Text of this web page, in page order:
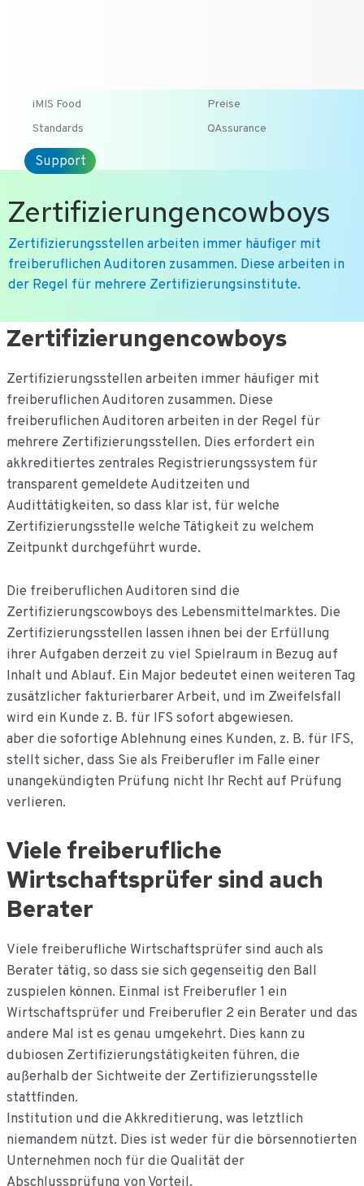
iMIS Food
Preise
Standards
QAssurance
Support
Zertifizierungencowboys
Zertifizierungsstellen arbeiten immer häufiger mit
freiberuflichen Auditoren zusammen. Diese arbeiten in
der Regel für mehrere Zertifizierungsinstitute.
Ga
naar
inhoud
Zertifizierungencowboys
Zertifizierungsstellen arbeiten immer häufiger mit
freiberuflichen Auditoren zusammen. Diese
freiberuflichen Auditoren arbeiten in der Regel für
mehrere Zertifizierungsstellen. Dies erfordert ein
akkreditiertes zentrales Registrierungssystem für
transparent gemeldete Auditzeiten und
Audittätigkeiten, so dass klar ist, für welche
Zertifizierungsstelle welche Tätigkeit zu welchem
Zeitpunkt durchgeführt wurde.
Die freiberuflichen Auditoren sind die
Zertifizierungscowboys des Lebensmittelmarktes. Die
Zertifizierungsstellen lassen ihnen bei der Erfüllung
ihrer Aufgaben derzeit zu viel Spielraum in Bezug auf
Inhalt und Ablauf. Ein Major bedeutet einen weiteren Tag
zusätzlicher fakturierbarer Arbeit, und im Zweifelsfall
wird ein Kunde z. B. für IFS sofort abgewiesen.
aber die sofortige Ablehnung eines Kunden, z. B. für IFS,
stellt sicher, dass Sie als Freiberufler im Falle einer
unangekündigten Prüfung nicht Ihr Recht auf Prüfung
verlieren.
Viele freiberufliche
Wirtschaftsprüfer sind auch
Berater
Viele freiberufliche Wirtschaftsprüfer sind auch als
Berater tätig, so dass sie sich gegenseitig den Ball
zuspielen können. Einmal ist Freiberufler 1 ein
Wirtschaftsprüfer und Freiberufler 2 ein Berater und das
andere Mal ist es genau umgekehrt. Dies kann zu
dubiosen Zertifizierungstätigkeiten führen, die
außerhalb der Sichtweite der Zertifizierungsstelle
stattfinden.
Institution und die Akkreditierung, was letztlich
niemandem nützt. Dies ist weder für die börsennotierten
Unternehmen noch für die Qualität der
Abschlussprüfung von Vorteil.